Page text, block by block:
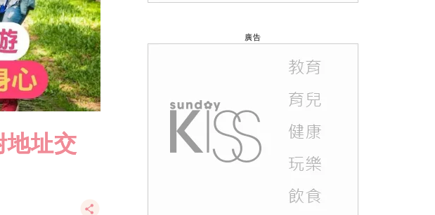
地址交
廣告